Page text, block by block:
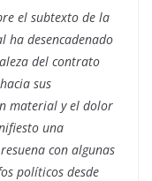
el subtexto de la
ha desencadenado
del contrato
sus
material y el dolor
una
con algunas
políticos desde